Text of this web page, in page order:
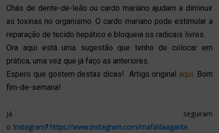
Chás de dente-de-leão ou cardo mariano ajudam a diminuir
as toxinas no organismo. O cardo mariano pode estimular a
reparação de tecido hepático e bloqueia os radicais livres.
Ora aqui está uma sugestão que tenho de colocar em
prática, uma vez que já faço as anteriores.
Espero que gostem destas dicas! Artigo original aqui. Bom
fim-de-semana!
Já seguiram
o Instagram? https://www.instagram.com/mafaldaagante